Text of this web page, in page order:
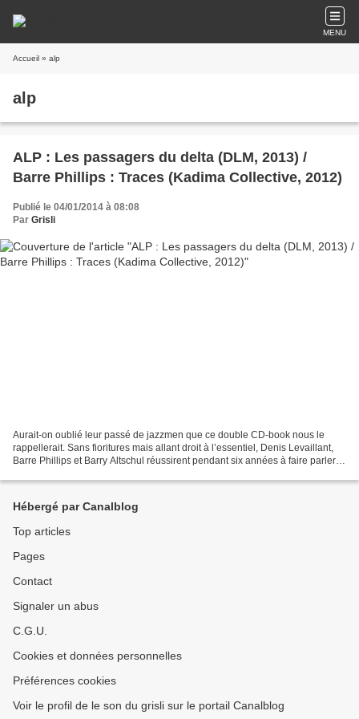
MENU
Accueil » alp
alp
ALP : Les passagers du delta (DLM, 2013) /
Barre Phillips : Traces (Kadima Collective, 2012)
Publié le 04/01/2014 à 08:08
Par Grisli
Aurait-on oublié leur passé de jazzmen que ce double CD-book nous le
rappellerait. Sans fioritures mais allant droit à l’essentiel, Denis Levaillant,
Barre Phillips et Barry Altschul réussirent pendant six années à faire parler le
Hébergé par Canalblog
Top articles
Pages
Contact
Signaler un abus
C.G.U.
Cookies et données personnelles
Préférences cookies
Voir le profil de le son du grisli sur le portail Canalblog